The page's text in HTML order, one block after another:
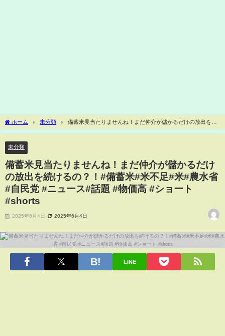
ホーム 未分類
備蓄米見当たりませんね！まだ仲介が儲かるだけの放出を続
けるの？！#備蓄米#米不足#米#農水省 #自民党 #ニュース#話題 #物価高 #ショート
未分類
備蓄米見当たりませんね！まだ仲介が儲かるだけ
の放出を続けるの？！#備蓄米#米不足#米#農水省
#自民党 #ニュース#話題 #物価高 #ショート
#shorts
2025年6月4日 2025年6月4日
LINE